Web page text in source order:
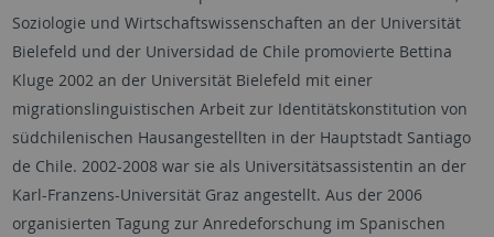
Soziologie und Wirtschaftswissen­schaften an der Universität
Bielefeld und der Universidad de Chile promovierte Bettina
Kluge 2002 an der Universität Bielefeld mit einer
migrationslinguistischen Arbeit zur Identitätskonstitution von
südchilenischen Hausangestellten in der Hauptstadt Santiago
de Chile. 2002-2008 war sie als Universitätsassistentin an der
Karl-Franzens-Universität Graz angestellt. Aus der 2006
organisierten Tagung zur Anredeforschung im Spanischen